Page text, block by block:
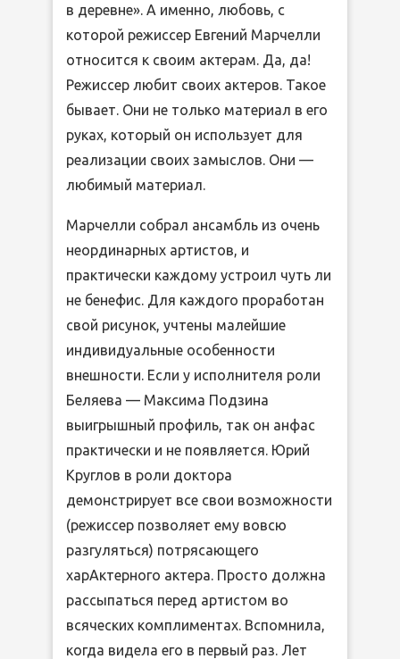
в деревне». А именно, любовь, с
которой режиссер Евгений Марчелли
относится к своим актерам. Да, да!
Режиссер любит своих актеров. Такое
бывает. Они не только материал в его
руках, который он использует для
реализации своих замыслов. Они —
любимый материал.
Марчелли собрал ансамбль из очень
неординарных артистов, и
практически каждому устроил чуть ли
не бенефис. Для каждого проработан
свой рисунок, учтены малейшие
индивидуальные особенности
внешности. Если у исполнителя роли
Беляева — Максима Подзина
выигрышный профиль, так он анфас
практически и не появляется. Юрий
Круглов в роли доктора
демонстрирует все свои возможности
(режиссер позволяет ему вовсю
разгуляться) потрясающего
харАктерного актера. Просто должна
рассыпаться перед артистом во
всяческих комплиментах. Вспомнила,
когда видела его в первый раз. Лет